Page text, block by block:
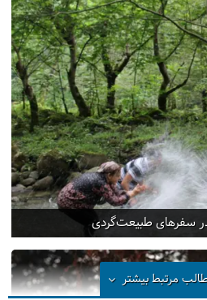
سفرهای طبیعت‌گردی
مرتبطبیشتر